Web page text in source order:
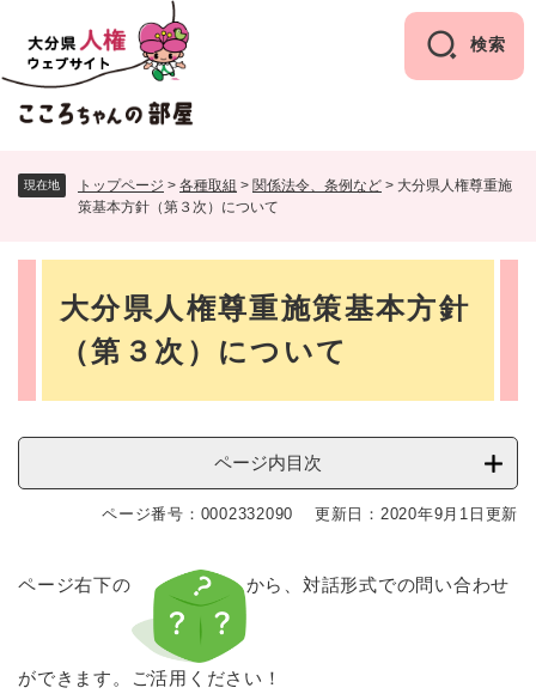
の
メニューを飛ばして本文へ
検索
現在地 トップページ > 各種取組 > 関係法令、条例など > 大分県人権尊重施
策基本方針（第３次）について
大分県人権尊重施策基本方針
（第３次）について
ページ内目次
ページ番号：0002332090 更新日：2020年9月1日更新
ページ右下の から、対話形式での問い合わせ
ができます。ご活用ください！